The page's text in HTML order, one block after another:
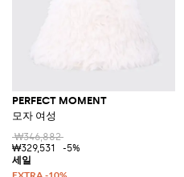
PERFECT MOMENT
모자 여성
₩346,882
₩329,531
-5%